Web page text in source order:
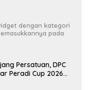
dengan kategori
pada
Persatuan, DPC
Peradi Cup 2026